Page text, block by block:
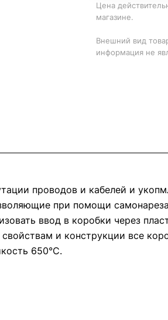
Цена
магазине.
Внешний вид
информация не
проводов и кабелей и
при помощи
ввод в коробки через
и конструкции все
650°C.